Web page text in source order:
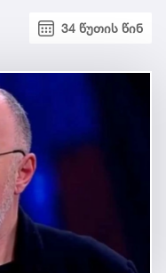
34 წუთის წინ